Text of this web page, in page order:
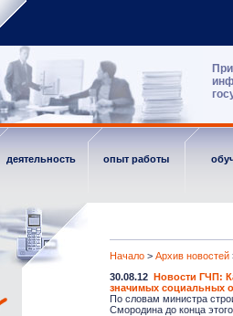
деятельность опыт работы
Начало > Архив новостей
30.08.12 Новости ГЧП:
значимых социальных
По словам министра
Смородина до конца